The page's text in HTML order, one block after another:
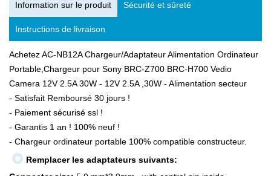
Information sur le produit Sécurité et sûreté
Instructions de livraison
Achetez AC-NB12A Chargeur/Adaptateur Alimentation Ordinateur
Portable,Chargeur pour Sony BRC-Z700 BRC-H700 Vedio
Camera 12V 2.5A 30W - 12V 2.5A ,30W - Alimentation secteur
- Satisfait Remboursé 30 jours !
- Paiement sécurisé ssl !
- Garantis 1 an ! 100% neuf !
- Chargeur ordinateur portable 100% compatible constructeur.
Remplacer les adaptateurs suivants: